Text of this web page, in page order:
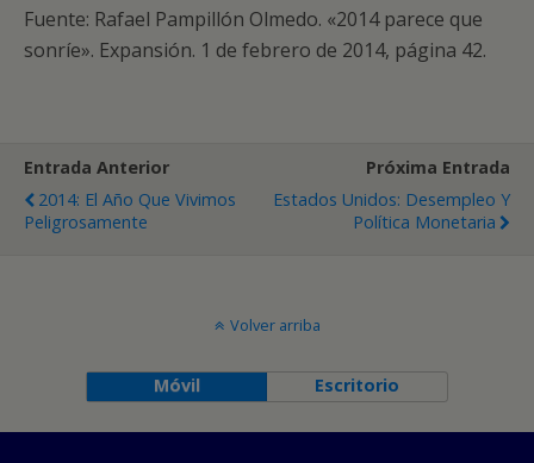
Fuente: Rafael Pampillón Olmedo. «2014 parece que
sonríe». Expansión. 1 de febrero de 2014, página 42.
Entrada Anterior
2014: El Año Que Vivimos
Peligrosamente
Próxima Entrada
Estados Unidos: Desempleo Y
Política Monetaria
Volver arriba
Móvil Escritorio